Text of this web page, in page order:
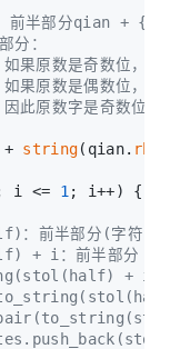
半部分qian + {后
分：
原数是奇数位，前半
原数是偶数位，前
原数字是奇数位的
string(qian.
i <= 1 ; i++) {
前半部分(字符串)
+ i：前半部分 +1
+ i)：